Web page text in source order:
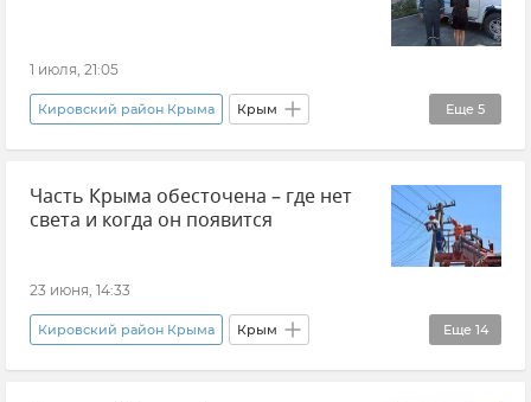
1 июля, 21:05
Еще 5
Кировский район Крыма Крым
Леса Крыма
ГУ МЧС РФ по Республике Крым дети
Часть Крыма обесточена – где нет
света и когда он появится
23 июня, 14:33
Еще 14
Кировский район Крыма Крым
Симферополь Ялта Алушта